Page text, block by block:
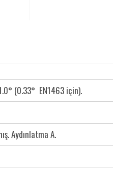
(0.33° EN1463 için).
Aydınlatma A.